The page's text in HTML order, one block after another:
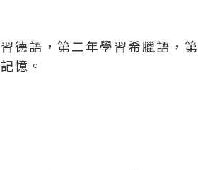
德語，第二年學習希臘語，第
憶。